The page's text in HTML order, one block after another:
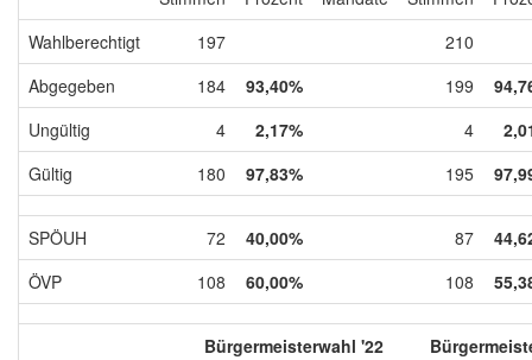
Wahlberechtigt
197
210
Abgegeben
184 93,40% 199
Ungültig
4 2,17% 4
Gültig
180 97,83% 195
SPÖUH 72 40,00% 87
ÖVP
108 60,00% 108
Bürgermeisterwahl '22